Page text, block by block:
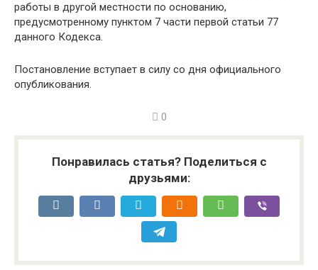
работы в другой местности по основанию,
предусмотренному пунктом 7 части первой статьи 77
данного Кодекса.
Постановление вступает в силу со дня официального
опубликования.
0
Понравилась статья? Поделиться с
друзьями: